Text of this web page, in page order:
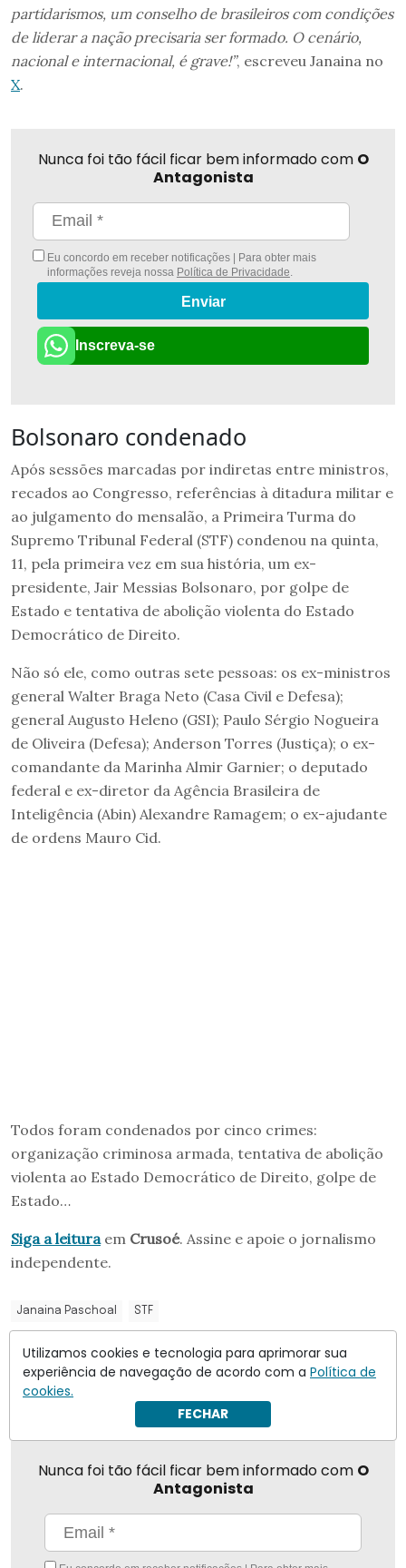
partidarismos, um conselho de brasileiros com condições
de liderar a nação precisaria ser formado. O cenário,
nacional e internacional, é grave!”, escreveu Janaina no
X.
Nunca foi tão fácil ficar bem informado com O
Antagonista
Eu concordo em receber notificações | Para obter mais
informações reveja nossa Política de Privacidade
Enviar
Inscreva-se
Bolsonaro condenado
Após sessões marcadas por indiretas entre ministros,
recados ao Congresso, referências à ditadura militar e
ao julgamento do mensalão, a Primeira Turma do
Supremo Tribunal Federal (STF) condenou na quinta,
11, pela primeira vez em sua história, um ex-
presidente, Jair Messias Bolsonaro, por golpe de
Estado e tentativa de abolição violenta do Estado
Democrático de Direito.
Não só ele, como outras sete pessoas: os ex-ministros
general Walter Braga Neto (Casa Civil e Defesa);
general Augusto Heleno (GSI); Paulo Sérgio Nogueira
de Oliveira (Defesa); Anderson Torres (Justiça); o ex-
comandante da Marinha Almir Garnier; o deputado
federal e ex-diretor da Agência Brasileira de
Inteligência (Abin) Alexandre Ramagem; o ex-ajudante
de ordens Mauro Cid.
Todos foram condenados por cinco crimes:
organização criminosa armada, tentativa de abolição
violenta ao Estado Democrático de Direito, golpe de
Estado…
Siga a leituraem Crusoé. Assine e apoie o jornalismo
independente.
Janaina Paschoal STF
Compartilhar
Nunca foi tão fácil ficar bem informado com O
Antagonista
Utilizamos cookies e tecnologia para aprimorar sua
experiência de navegação de acordo com a Política de
cookies.
FECHAR